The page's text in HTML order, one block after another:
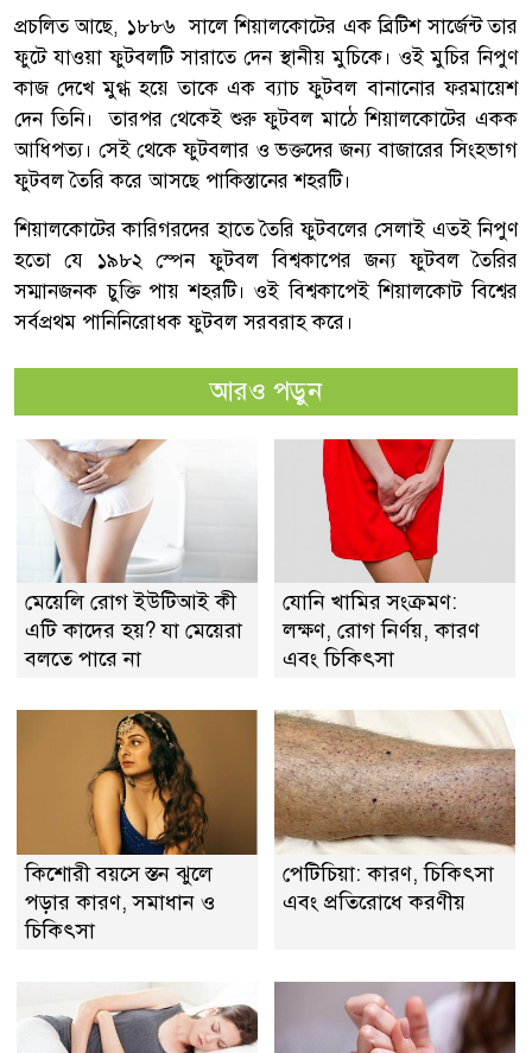
প্রচলিত আছে, ১৮৮৬ সালে শিয়ালকোটের এক ব্রিটিশ সার্জেন্ট তার
ফুটে যাওয়া ফুটবলটি সারাতে দেন স্থানীয় মুচিকে। ওই মুচির নিপুণ
কাজ দেখে মুগ্ধ হয়ে তাকে এক ব্যাচ ফুটবল বানানোর ফরমায়েশ
দেন তিনি। তারপর থেকেই শুরু ফুটবল মাঠে শিয়ালকোটের একক
আধিপত্য। সেই থেকে ফুটবলার ও ভক্তদের জন্য বাজারের সিংহভাগ
ফুটবল তৈরি করে আসছে পাকিস্তানের শহরটি।
শিয়ালকোটের কারিগরদের হাতে তৈরি ফুটবলের সেলাই এতই নিপুণ
হতো যে ১৯৮২ স্পেন ফুটবল বিশ্বকাপের জন্য ফুটবল তৈরির
সম্মানজনক চুক্তি পায় শহরটি। ওই বিশ্বকাপেই শিয়ালকোট বিশ্বের
সর্বপ্রথম পানিনিরোধক ফুটবল সরবরাহ করে।
আরও পড়ুন
মেয়েলি রোগ ইউটিআই কী
এটি কাদের হয়? যা মেয়েরা
বলতে পারে না
যোনি খামির সংক্রমণ:
লক্ষণ, রোগ নির্ণয়, কারণ
এবং চিকিৎসা
কিশোরী বয়সে স্তন ঝুলে
পড়ার কারণ, সমাধান ও
চিকিৎসা
পেটিচিয়া: কারণ, চিকিৎসা
এবং প্রতিরোধে করণীয়